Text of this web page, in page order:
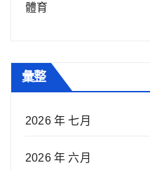
體育
彙整
2026 年 七月
2026 年 六月